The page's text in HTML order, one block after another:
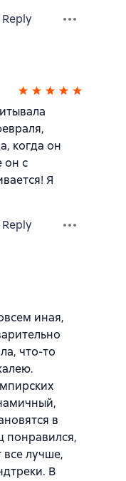
Reply
когда он
он с
Я
Reply
иная,
что-то
в
понравился,
все лучше,
В